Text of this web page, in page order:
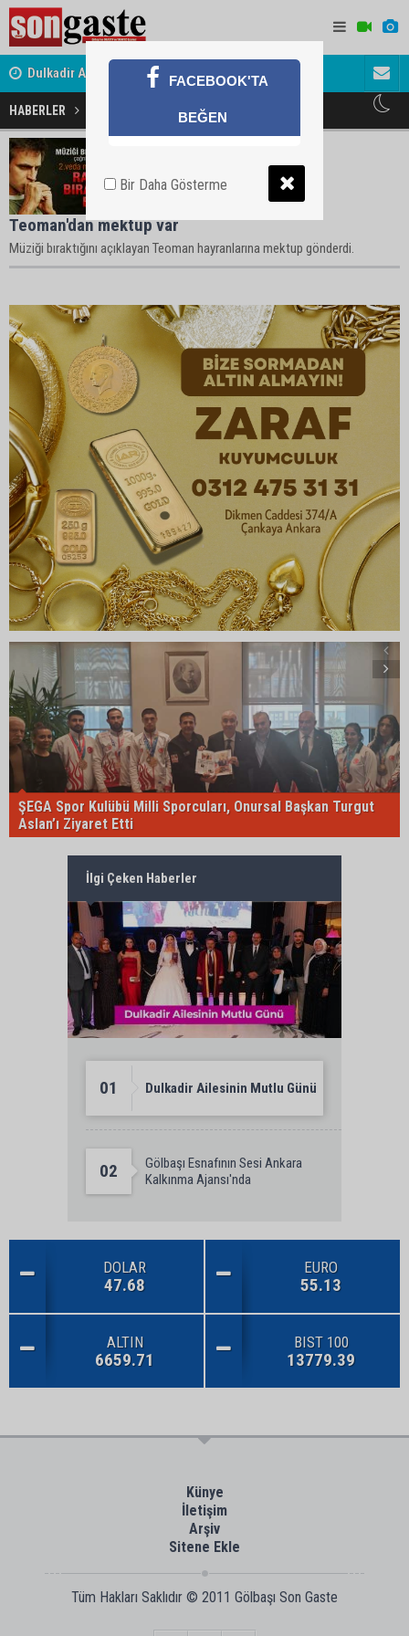
Dulkadir Ailesinin Mutlu Günü Gölbaşı
HABERLER Teoman Haberleri
Teoman'dan mektup var
Müziği bıraktığını açıklayan Teoman hayranlarına mektup gönderdi.
ŞEGA Spor Kulübü Milli Sporcuları, Onursal Başkan Turgut
Aslan’ı Ziyaret Etti
İlgi Çeken Haberler
01 Dulkadir Ailesinin Mutlu Günü
02
Gölbaşı Esnafının Sesi Ankara
Kalkınma Ajansı'nda
DOLAR
47.68
EURO
55.13
ALTIN
6659.71
BIST 100
13779.39
Künye
İletişim
Arşiv
Sitene Ekle
Tüm Hakları Saklıdır © 2011 Gölbaşı Son Gaste
FACEBOOK'TA
BEĞEN
Bir Daha Gösterme